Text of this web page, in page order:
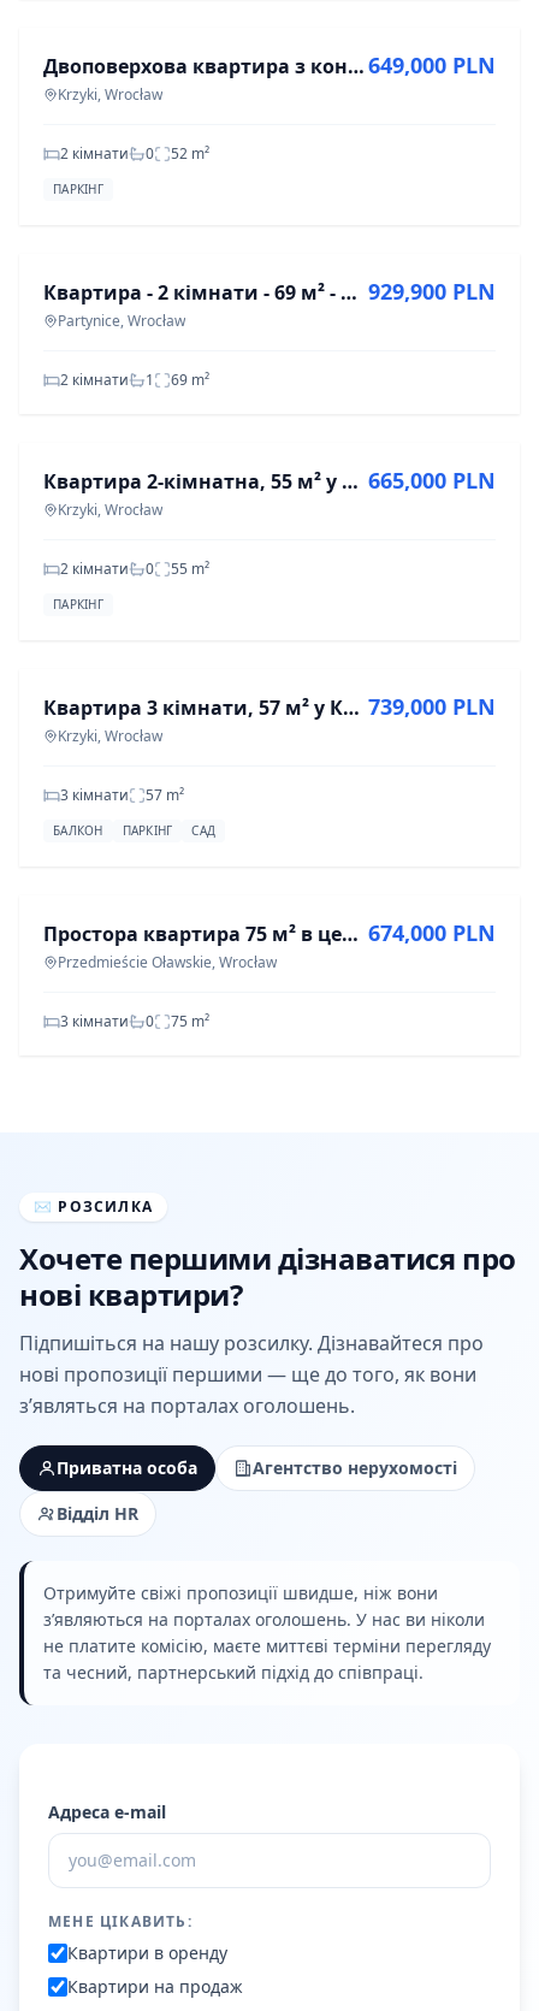
Двоповерхова квартира з кондиціонером та гаражем
Krzyki, Wrocław
649,000 PLN
2 кімнати 0 52 m²
ПАРКІНГ
Квартира - 2 кімнати - 69 м² - вул. Zwycięska Wrocław Partynice
Partynice, Wrocław
929,900 PLN
2 кімнати 1 69 m²
Квартира 2-кімнатна, 55 м² у Кжижках, Вроцлав
Krzyki, Wrocław
665,000 PLN
2 кімнати 0 55 m²
ПАРКІНГ
Квартира 3 кімнати, 57 м² у Кжижках, Вроцлав
Krzyki, Wrocław
739,000 PLN
3 кімнати 57 m²
БАЛКОН ПАРКІНГ САД
Простора квартира 75 м² в центрі, ідеальна для інвестицій
Przedmieście Oławskie, Wrocław
674,000 PLN
3 кімнати 0 75 m²
✉ РОЗСИЛКА
Хочете першими дізнаватися про
нові квартири?
Підпишіться на нашу розсилку. Дізнавайтеся про
нові пропозиції першими — ще до того, як вони
з’являться на порталах оголошень.
Приватна особа
Агентство нерухомості
Відділ HR
Отримуйте свіжі пропозиції швидше, ніж вони
з’являються на порталах оголошень. У нас ви ніколи
не платите комісію, маєте миттєві терміни перегляду
та чесний, партнерський підхід до співпраці.
Адреса e-mail
МЕНЕ ЦІКАВИТЬ:
Квартири в оренду
Квартири на продаж